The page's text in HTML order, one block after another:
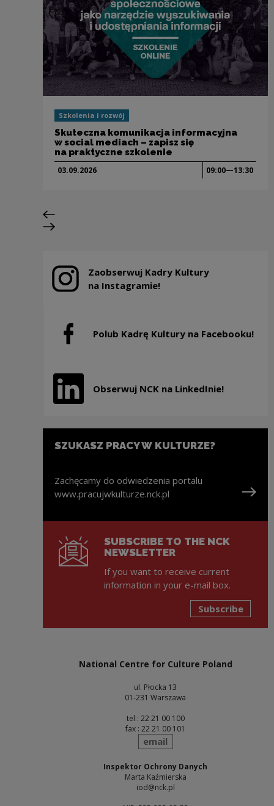
Szkolenia i rozwój
Skuteczna komunikacja informacyjna
w social mediach – zapisz się
na praktyczne szkolenie
03.09.2026 09:00—13:30
Previous slide
Next slide
Zaobserwuj Kadry Kultury
na Instagramie!
Note, the link will open in a new window
Polub Kadrę Kultury na Facebooku!
Note, the link will open in a new window
Obserwuj NCK na LinkedInie!
Note, the link will open in a new window
SZUKASZ PRACY W KULTURZE?
Zachęcamy do odwiedzenia portalu
www.pracujwkulturze.nck.pl
SUBSCRIBE TO THE NCK
NEWSLETTER
If you want to receive current
information in your e-mail box.
Subscribe
National Centre for Culture Poland
ul. Płocka 13
01-231 Warszawa
tel : 22 21 00 100
fax : 22 21 00 101
send
email
Inspektor Ochrony Danych
Marta Kaźmierska
iod@nck.pl